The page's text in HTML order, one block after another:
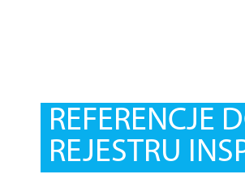
REFERENCJE
REJESTRU